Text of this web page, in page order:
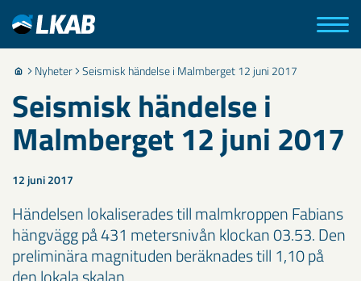
Nyheter Seismisk händelse i Malmberget 12 juni 2017
Seismisk händelse i
Malmberget 12 juni 2017
12 juni 2017
Händelsen lokaliserades till malmkroppen Fabians
hängvägg på 431 metersnivån klockan 03.53. Den
preliminära magnituden beräknades till 1,10 på